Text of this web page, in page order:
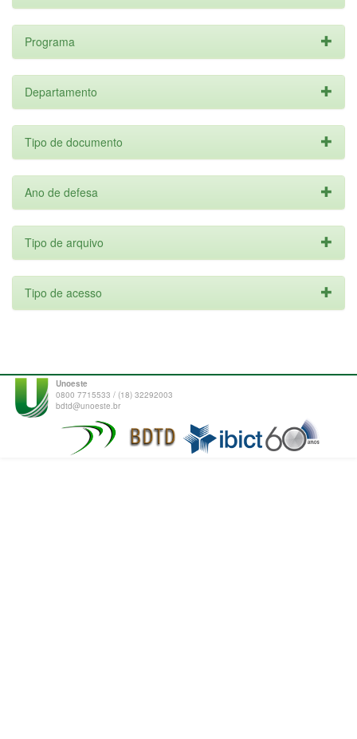
Programa
Departamento
Tipo de documento
Ano de defesa
Tipo de arquivo
Tipo de acesso
Unoeste
0800 7715533 / (18) 32292003
bdtd@unoeste.br